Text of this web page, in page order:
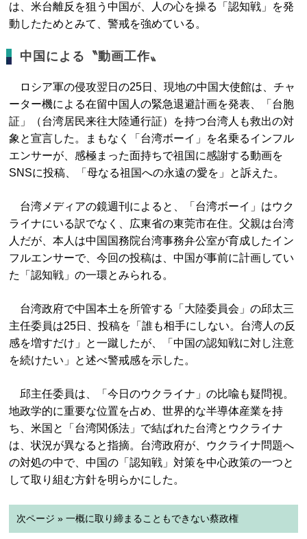
は、米台離反を狙う中国が、人の心を操る「認知戦」を発
動したためとみて、警戒を強めている。
中国による〝動画工作〟
ロシア軍の侵攻翌日の25日、現地の中国大使館は、チャ
ーター機による在留中国人の緊急退避計画を発表、「台胞
証」（台湾居民来往大陸通行証）を持つ台湾人も救出の対
象と宣言した。まもなく「台湾ボーイ」を名乗るインフル
エンサーが、感極まった面持ちで祖国に感謝する動画を
SNSに投稿、「母なる祖国への永遠の愛を」と訴えた。
台湾メディアの鏡週刊によると、「台湾ボーイ」はウク
ライナにいる訳でなく、広東省の東莞市在住。父親は台湾
人だが、本人は中国国務院台湾事務弁公室が育成したイン
フルエンサーで、今回の投稿は、中国が事前に計画してい
た「認知戦」の一環とみられる。
台湾政府で中国本土を所管する「大陸委員会」の邱太三
主任委員は25日、投稿を「誰も相手にしない。台湾人の反
感を増すだけ」と一蹴したが、「中国の認知戦に対し注意
を続けたい」と述べ警戒感を示した。
邱主任委員は、「今日のウクライナ」の比喩も疑問視。
地政学的に重要な位置を占め、世界的な半導体産業を持
ち、米国と「台湾関係法」で結ばれた台湾とウクライナ
は、状況が異なると指摘。台湾政府が、ウクライナ問題へ
の対処の中で、中国の「認知戦」対策を中心政策の一つと
して取り組む方針を明らかにした。
次ページ » 一概に取り締まることもできない蔡政権